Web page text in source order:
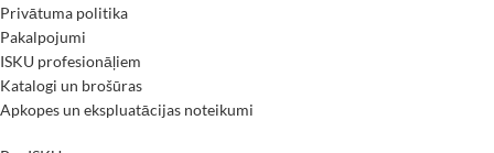
Privātuma politika
Pakalpojumi
ISKU profesionāļiem
Katalogi un brošūras
Apkopes un ekspluatācijas noteikumi